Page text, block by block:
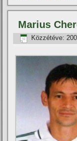
Marius
Közzétéve: